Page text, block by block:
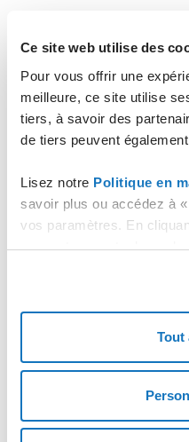
Ce site web utilise des
Pour vous offrir une
meilleure, ce site utilise
tiers, à savoir des
de tiers peuvent
Lisez notre Politique en
savoir plus ou accédez à
vos paramètres. En
consentez au stockage
stockage des cookies
Tout
Pour plus d'informations